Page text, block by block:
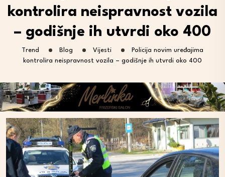
kontrolira neispravnost vozila
– godišnje ih utvrdi oko 400
Trend Blog Vijesti
Policija novim uređajima
kontrolira neispravnost vozila – godišnje ih utvrdi oko 400